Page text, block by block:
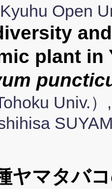
Open
plant in
Univ.
ヤマタバ